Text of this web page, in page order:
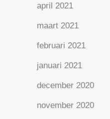
april 2021
maart 2021
februari 2021
januari 2021
december 2020
november 2020